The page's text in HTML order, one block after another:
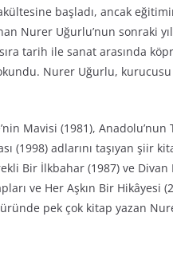
başladı, ancak
Nurer Uğurlu’nun sonraki
tarih ile sanat arasında
Nurer Uğurlu, kurucusu
Mavisi (1981),
(1998) adlarını taşıyan şiir
Bir İlkbahar (1987) ve
ve Her Aşkın Bir Hikâyesi
pek çok kitap yazan